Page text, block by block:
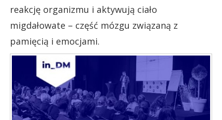
reakcję organizmu i aktywują ciało
migdałowate – część mózgu związaną z
pamięcią i emocjami.